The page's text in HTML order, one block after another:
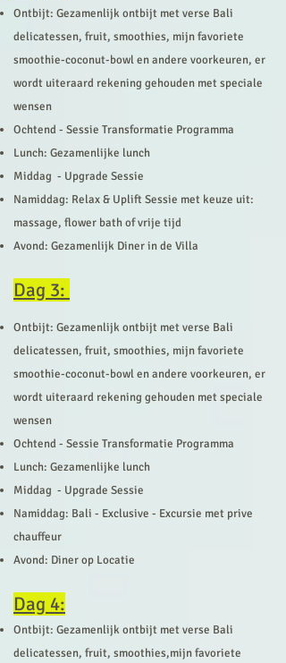
Ontbijt: Gezamenlijk ontbijt met verse Bali
delicatessen, fruit, smoothies, mijn favoriete
smoothie-coconut-bowl en andere voorkeuren, er
wordt uiteraard rekening gehouden met speciale
wensen
Ochtend - Sessie Transformatie Programma
Lunch: Gezamenlijke lunch
Middag - Upgrade Sessie
Namiddag: Relax & Uplift Sessie met keuze uit:
massage, flower bath of vrije tijd
Avond: Gezamenlijk Diner in de Villa
Dag 3:
Ontbijt: Gezamenlijk ontbijt met verse Bali
delicatessen, fruit, smoothies, mijn favoriete
smoothie-coconut-bowl en andere voorkeuren, er
wordt uiteraard rekening gehouden met speciale
wensen
Ochtend - Sessie Transformatie Programma
Lunch: Gezamenlijke lunch
Middag - Upgrade Sessie
Namiddag: Bali - Exclusive - Excursie met prive
chauffeur
Avond: Diner op Locatie
Dag 4:
Ontbijt: Gezamenlijk ontbijt met verse Bali
delicatessen, fruit, smoothies,mijn favoriete